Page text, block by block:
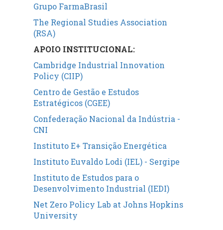
Grupo FarmaBrasil
The Regional Studies Association
(RSA)
APOIO INSTITUCIONAL:
Cambridge Industrial Innovation
Policy (CIIP)
Centro de Gestão e Estudos
Estratégicos (CGEE)
Confederação Nacional da Indústria -
CNI
Instituto E+ Transição Energética
Instituto Euvaldo Lodi (IEL) - Sergipe
Instituto de Estudos para o
Desenvolvimento Industrial (IEDI)
Net Zero Policy Lab at Johns Hopkins
University